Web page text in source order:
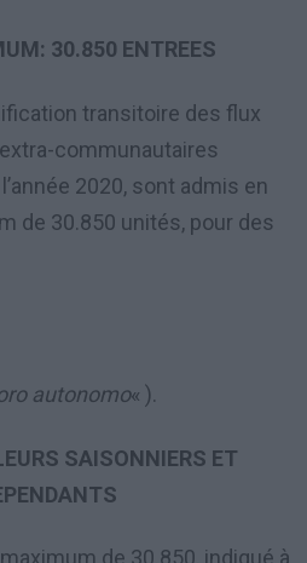
30.850 ENTREES
transitoire des flux
communautaires
2020, sont admis en
de 30.850 unités, pour des
autonomo« ).
SAISONNIERS ET
de 30.850, indiqué à